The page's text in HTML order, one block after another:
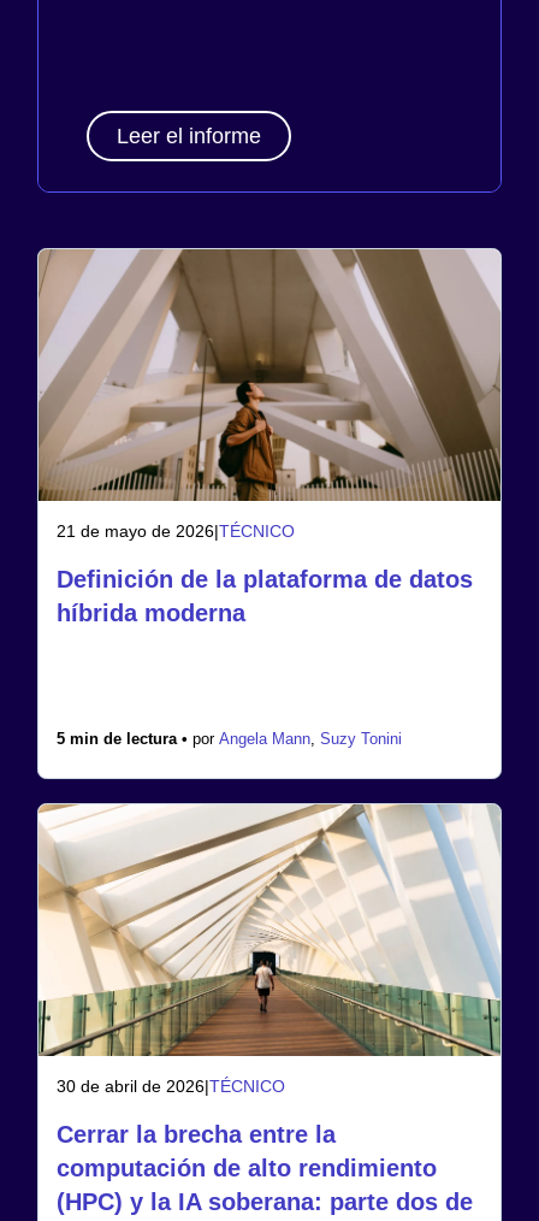
Leer el informe
21 de mayo de 2026|TÉCNICO
Definición de la plataforma de datos
híbrida moderna
5 min de lectura • por Angela Mann Suzy Tonini
30 de abril de 2026|TÉCNICO
Cerrar la brecha entre la
computación de alto rendimiento
(HPC) y la IA soberana: parte dos de